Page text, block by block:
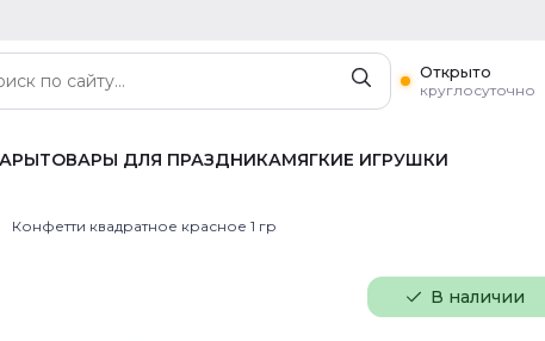
Открыто
круглосуточно
ТОВАРЫ ДЛЯ ПРАЗДНИКАМЯГКИЕ ИГРУШКИ
Конфетти квадратное красное 1 гр
В наличии